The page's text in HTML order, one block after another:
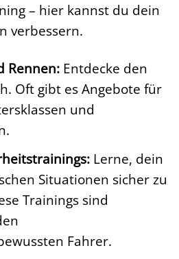
– hier kannst du dein
verbessern.
Rennen:Entdecke den
Oft gibt es Angebote für
und
Lerne, dein
Situationen sicher zu
Trainings sind
Fahrer.